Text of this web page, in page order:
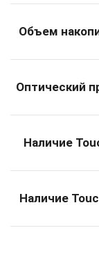
Объем
Оптический
Наличие
Наличие